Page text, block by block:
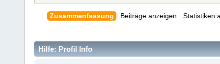
Zusammenfassung Beiträge anzeigen Statistiken
Hilfe: Profil Info